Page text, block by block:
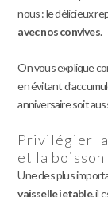
nous : le délicieux
avec nos convives.
On vous explique
en évitant
anniversaire soit
Privilégier
et la boisson
Une des plus
vaisselle jetable, il